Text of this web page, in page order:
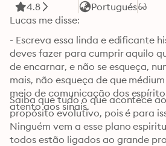
4.8 Portugués
Lucas me disse:
- Escreva essa linda e edificante
deves fazer para cumprir aquilo
de encarnar, e não se esqueça,
mais, não esqueça de que
meio de comunicação dos
atento aos sinais.
Saiba que tudo o que acontece
propósito evolutivo, pois é para
Ninguém vem a esse plano
todos estão ligados ao grande